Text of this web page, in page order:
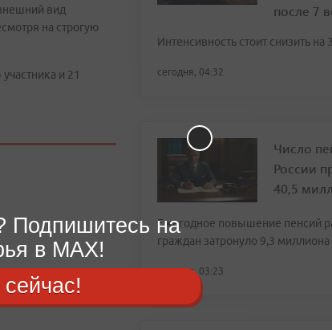
вид
на строгую
и 21
после 7
Интенсивность стоит снизить на
сегодня, 04:32
Число
России
40,5
Ежегодное повышение пенсий
граждан затронуло 9,3
сегодня, 03:23
Подпишитесь на
в MAX!